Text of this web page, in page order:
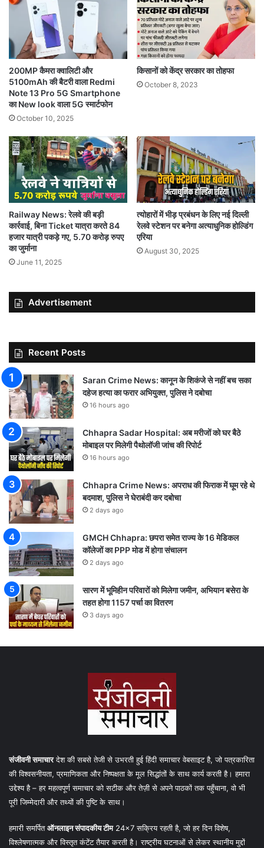
200MP कैमरा क्वालिटी और
5100mAh की बैटरी वाला Redmi
Note 13 Pro 5G Smartphone
का New look वाला 5G स्मार्टफोन
October 10, 2025
किसानों को केंद्र सरकार का तोहफा
October 8, 2023
Railway News: रेलवे की बड़ी
कार्रवाई, बिना Ticket यात्रा करते 84
हजार यात्री पकड़े गए, 5.70 करोड़ रुपए
का जुर्माना
June 11, 2025
त्योहारों में भीड़ प्रबंधन के लिए नई दिल्ली
रेलवे स्टेशन पर बनेगा अत्याधुनिक होल्डिंग
एरिया
August 30, 2025
Advertisement
Recent Posts
Saran Crime News: कानून के शिकंजे से नहीं बच सका
दहेज हत्या का फरार अभियुक्त, पुलिस ने दबोचा
16 hours ago
Chhapra Sadar Hospital: अब मरीजों को घर बैठे
मोबाइल पर मिलेगी पैथोलॉजी जांच की रिपोर्ट
16 hours ago
Chhapra Crime News: अपराध की फिराक में घूम रहे थे
बदमाश, पुलिस ने घेराबंदी कर दबोचा
2 days ago
GMCH Chhapra: छपरा समेत राज्य के 16 मेडिकल
कॉलेजों का PPP मोड में होगा संचालन
2 days ago
सारण में भूमिहीन परिवारों को मिलेगा जमीन, अभियान बसेरा के
तहत होगा 1157 पर्चा का वितरण
3 days ago
संजीवनी समाचारदेश की सबसे तेजी से उभरती हुई हिंदी समाचार वेबसाइट है, जो पत्रकारिता
की विश्वसनीयता, प्रमाणिकता और निष्पक्षता के मूल सिद्धांतों के साथ कार्य करती है। हमारा
उद्देश्य है – हर महत्वपूर्ण समाचार को सटीक और तेज़ी से अपने पाठकों तक पहुँचाना, वो भी
पूरी जिम्मेदारी और तथ्यों की पुष्टि के साथ।
हमारी समर्पितऑनलाइन संपादकीय टीम24×7 सक्रिय रहती है, जो हर दिन विशेष,
विश्लेषणात्मक और विस्तृत कंटेंट तैयार करती है। राष्ट्रीय घटनाओं से लेकर स्थानीय मुद्दों